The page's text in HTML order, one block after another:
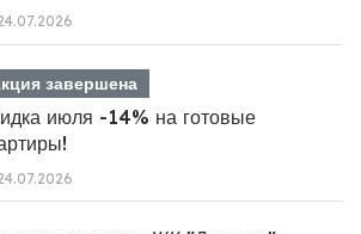
завершена
июля -14% на готовые